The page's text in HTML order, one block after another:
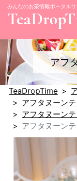
みんなのお茶情報ポータルサ
アフ
TeaDropTime
アフタヌーン
アフタヌーン
アフタヌーン